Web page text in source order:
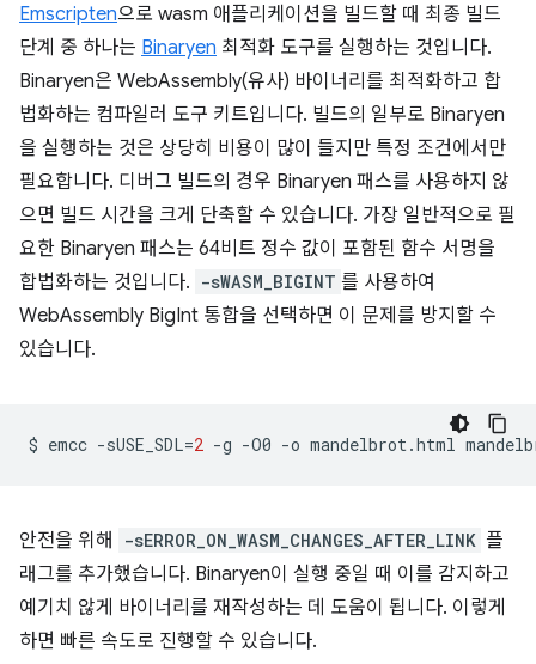
Emscripten으로 wasm 애플리케이션을 빌드할 때 최종 빌드
단계 중 하나는 Binaryen 최적화 도구를 실행하는 것입니다.
Binaryen은 WebAssembly(유사) 바이너리를 최적화하고 합
법화하는 컴파일러 도구 키트입니다. 빌드의 일부로 Binaryen
을 실행하는 것은 상당히 비용이 많이 들지만 특정 조건에서만
필요합니다. 디버그 빌드의 경우 Binaryen 패스를 사용하지 않
으면 빌드 시간을 크게 단축할 수 있습니다. 가장 일반적으로 필
요한 Binaryen 패스는 64비트 정수 값이 포함된 함수 서명을
합법화하는 것입니다. -sWASM_BIGINT 를 사용하여
WebAssembly BigInt 통합을 선택하면 이 문제를 방지할 수
있습니다.
$ emcc -sUSE_SDL=2 -g -O0 -o mandelbrot.html
안전을 위해 -sERROR_ON_WASM_CHANGES_AFTER_LINK 플
래그를 추가했습니다. Binaryen이 실행 중일 때 이를 감지하고
예기치 않게 바이너리를 재작성하는 데 도움이 됩니다. 이렇게
하면 빠른 속도로 진행할 수 있습니다.